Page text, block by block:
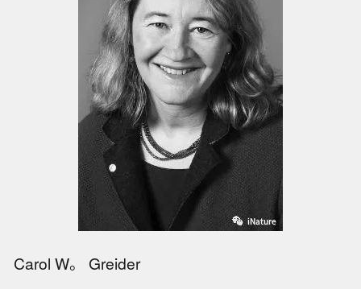
Carol W。 Greider